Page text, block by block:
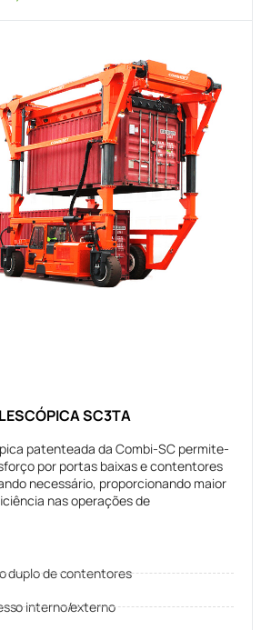
SC3TA
patenteada da Combi-SC permite-
por portas baixas e contentores
necessário, proporcionando maior
nas operações de
duplo de contentores
interno/externo